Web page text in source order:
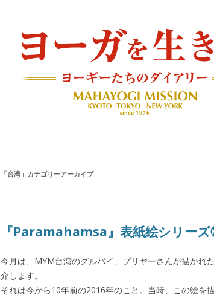
「台湾 」カテゴリーアーカイブ
『Paramahamsa』表紙絵シリーズ
今月は、MYM台湾のグルバイ、プリヤーさんが描かれ
介します。
それは今から10年前の2016年のこと。当時、この絵を